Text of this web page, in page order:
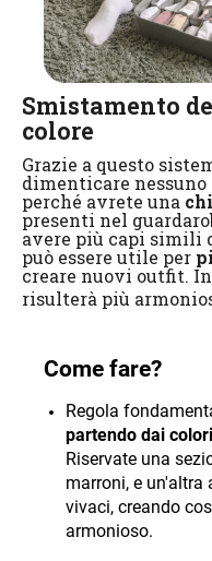
Smistamento
colore
Grazie a questo
dimenticare
perché avrete una
presenti nel
avere più capi simili
può essere utile per
creare nuovi outfit.
risulterà più
Come fare?
Regola
partendo dai
Riservate una
marroni, e
vivaci, creando
armonioso.